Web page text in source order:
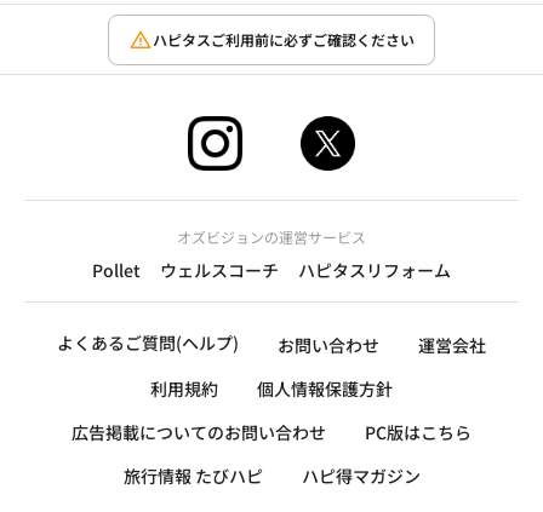
ハピタスご利用前に必ずご確認ください
オズビジョンの運営サービス
Pollet ウェルスコーチ ハピタスリフォーム
よくあるご質問(ヘルプ) お問い合わせ
運営会社
利用規約
個人情報保護方針
広告掲載についてのお問い合わせ
PC版はこちら
旅行情報 たびハピ
ハピ得マガジン